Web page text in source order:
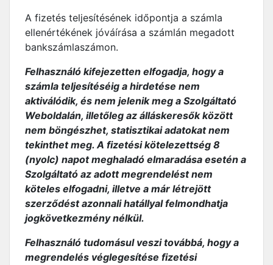
A fizetés teljesítésének időpontja a számla
ellenértékének jóváírása a számlán megadott
bankszámlaszámon.
Felhasználó kifejezetten elfogadja, hogy a
számla teljesítéséig a hirdetése nem
aktiválódik, és nem jelenik meg a Szolgáltató
Weboldalán, illetőleg az álláskeresők között
nem böngészhet, statisztikai adatokat nem
tekinthet meg. A fizetési kötelezettség 8
(nyolc) napot meghaladó elmaradása esetén a
Szolgáltató az adott megrendelést nem
köteles elfogadni, illetve a már létrejött
szerződést azonnali hatállyal felmondhatja
jogkövetkezmény nélkül.
Felhasználó tudomásul veszi továbbá, hogy a
megrendelés véglegesítése fizetési